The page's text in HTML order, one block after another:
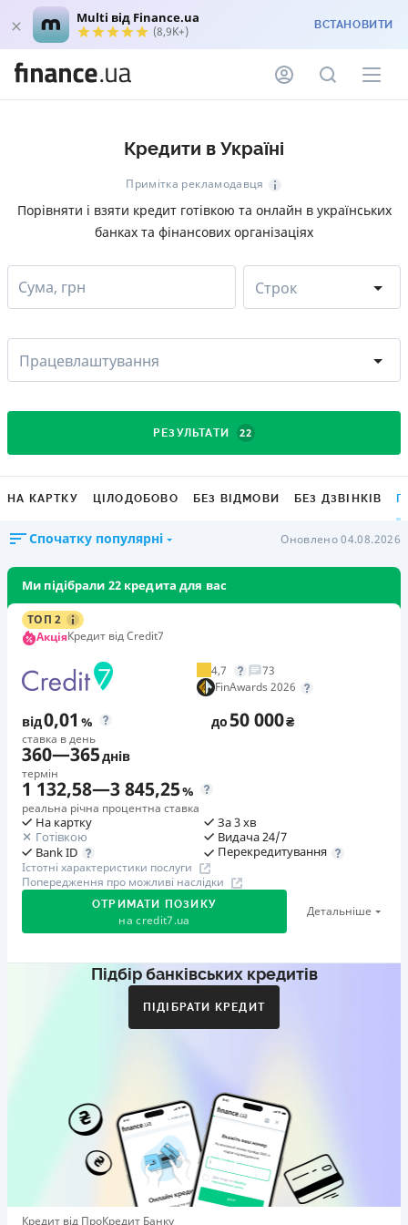
Multi від Finance.ua
(8,9K+) ВСТАНОВИТИ
Кредити в Україні
Примітка рекламодавця
Порівняти і взяти кредит готівкою та онлайн в українських
банках та фінансових організаціях
Сума, грн Строк
Працевлаштування
РЕЗУЛЬТАТИ 22
НА КАРТКУ ЦІЛОДОБОВО БЕЗ ВІДМОВИ БЕЗ ДЗВІНКІВ
Спочатку популярні Оновлено 04.08.2026
Ми підібрали 22 кредита для вас
ТОП 2
АкціяКредит від Credit7
4,7
73
FinAwards 2026
від0,01 %
ставка в день
до50 000₴
360—365днів
термін
1 132,58—3 845,25%
реальна річна процентна ставка
На картку
Готівкою
Bank ID
За 3 хв
Видача 24/7
Перекредитування
Істотні характеристики послуги
Попередження про можливі наслідки
ОТРИМАТИ ПОЗИКУ
на credit7.ua
Детальніше
Акція: «Кешбек за друга»
Коли друг реєструється та отримує перший кредит
Бронзовий призер FinAwards 2026 «Найкраща програма
лояльності»
Перший займ
вiд 0,01%/день до 30 000 ₴
Повторний займ
Підбір банківських кредитів
ПІДІБРАТИ КРЕДИТ
Кредит від ПроКредит Банку